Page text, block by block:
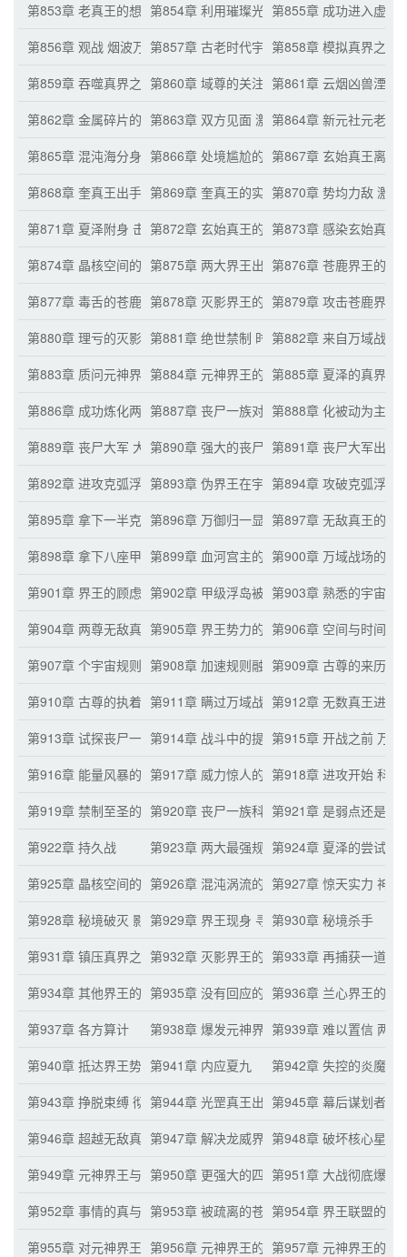
第853章 老真王的想法 模拟真界之力第854章 利用璀璨光芒剖析真界之力
第855章 成功进入虚无
第856章 观战 烟波万间异变第857章 古老时代宇宙凶兽第858章 模拟真界之力
第859章 吞噬真界之力精髓 快速变强第860章 域尊的关注 元神界王的强大
第861章 云烟凶兽湮灭
第862章 金属碎片的反应第863章 双方见面 激战第864章 新元社元老现
第865章 混沌海分身消散 加速修炼第866章 处境尴尬的玄始真王 元神界王回归
第867章 玄始真王离开
第868章 奎真王出手 玄始真王的惊讶
第869章 奎真王的实力提升第870章 势均力敌 激烈
第871章 夏泽附身 击败玄始真王第872章 玄始真王的极致恐惧第873章 感染玄始真王
第874章 晶核空间的变化 玄始真王的惊喜
第875章 两大界王出手第876章 苍鹿界王的想
第877章 毒舌的苍鹿界王第878章 灭影界王的哑口无言 查看章奎真王
第879章 攻击苍鹿界王
第880章 理亏的灭影界王第881章 绝世禁制 时空封禁第882章 来自万域战场
第883章 质问元神界王 交代？第884章 元神界王的疑惑 苍鹿界王的决定
第885章 夏泽的真界之
第886章 成功炼化两大真界之力第887章 丧尸一族对宇宙万族的威胁
第888章 化被动为主动
第889章 丧尸大军 大战前的准备第890章 强大的丧尸军团第891章 丧尸大军出击
第892章 进攻克弧浮岛第893章 伪界王在宇宙的处境第894章 攻破克弧浮岛
第895章 拿下一半克弧浮岛第896章 万御归一显威 攻破战斗堡垒
第897章 无敌真王的恐
第898章 拿下八座甲级浮岛 玄始真王的提议
第899章 血河宫主的同意第900章 万域战场的消
第901章 界王的顾虑 苍鹿界王的计划第902章 甲级浮岛被夺走的消息第903章 熟悉的宇宙生
第904章 两尊无敌真王的现身 怀疑苍鹿界王
第905章 界王势力的结盟第906章 空间与时间的
第907章 个宇宙规则 第908章 加速规则融合第909章 古尊的来历
第910章 古尊的执着 第911章 瞒过万域战场的办法第912章 无数真王进入
第913章 试探丧尸一族的实力第914章 战斗中的提升第915章 开战之前 万域
第916章 能量风暴的出现第917章 威力惊人的能量风暴 包围九座甲级
第918章 进攻开始 科技
第919章 禁制至圣的天景域尊第920章 丧尸一族科技之路的强大与潜力
第921章 是弱点还是优
第922章 持久战
第923章 两大最强规则之源的变化
第924章 夏泽的尝试
第925章 晶核空间的大变化第926章 混沌涡流的原理 夏泽出手
第927章 惊天实力 神岩
第928章 秘境破灭 影响巨大第929章 界王现身 寻找夏泽第930章 秘境杀手
第931章 镇压真界之力第932章 灭影界王的出手？第933章 再捕获一道真
第934章 其他界王的疑问 告知信息第935章 没有回应的灭影界王 巧合
第936章 兰心界王的疑
第937章 各方算计
第938章 爆发元神界王真界之力 进入万域战场
第939章 难以置信 两大
第940章 抵达界王势力第941章 内应夏九
第942章 失控的炎魔真
第943章 挣脱束缚 彻底疯狂第944章 光罡真王出手第945章 幕后谋划者夏
第946章 超越无敌真王的境界战力第947章 解决龙威界王真界之力 夺走宝库
第948章 破坏核心星域
第949章 元神界王与古量圣地联手第950章 更强大的四象镇乾坤第951章 大战彻底爆发
第952章 事情的真与假第953章 被疏离的苍鹿界王 新的宇宙消息
第954章 界王联盟的成
第955章 对元神界王出手的计划方案
第956章 元神界王的怒意第957章 元神界王的恐